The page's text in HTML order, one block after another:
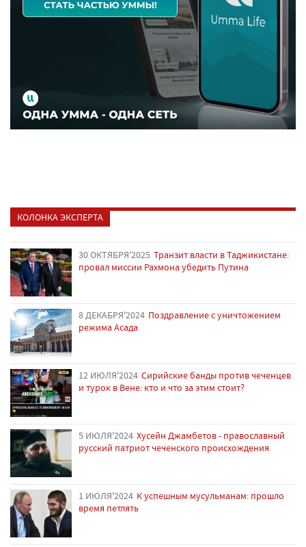
КОЛОНКА ЭКСПЕРТА
30 ОКТЯБРЯ'2025 Транзит власти в Таджикистане:
провал миссии Рахмона убедить Путина
8 ДЕКАБРЯ'2024 Поздравление с уничтожением
режима Асада
12 ИЮЛЯ'2024 Сирийские банды против чеченцев
и турок в Вене: кто и что за этим стоит?
5 ИЮЛЯ'2024 Хусейн Джамбетов - православный
русский патриот чеченского происхождения
1 ИЮЛЯ'2024 К успешным мусульманам: прошло
время петлять